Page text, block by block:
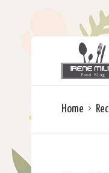
Home